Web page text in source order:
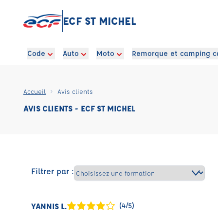
ECF ST MICHEL
Code Auto Moto Remorque et camping
Accueil Avis clients
AVIS CLIENTS - ECF ST MICHEL
Filtrer par :
YANNIS L. (4/5)